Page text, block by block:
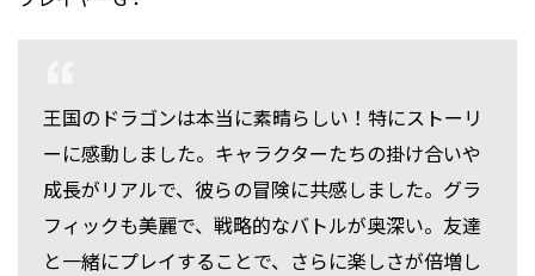
王国のドラゴンは本当に素晴らしい！特にストーリ
ーに感動しました。キャラクターたちの掛け合いや
成長がリアルで、彼らの冒険に共感しました。グラ
フィックも美麗で、戦略的なバトルが奥深い。友達
と一緒にプレイすることで、さらに楽しさが倍増し